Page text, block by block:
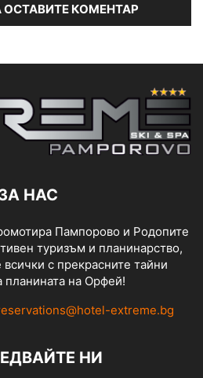
ОСТАВИТЕ КОМЕНТАР
НАС
Пампорово и Родопите
туризъм и планинарство,
всички с прекрасните тайни
планината на Орфей!
extreme.bg
НИ